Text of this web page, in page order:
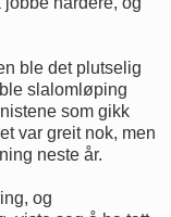
ble det plutselig
slalomløping
som gikk
var greit nok, men
neste år.
og